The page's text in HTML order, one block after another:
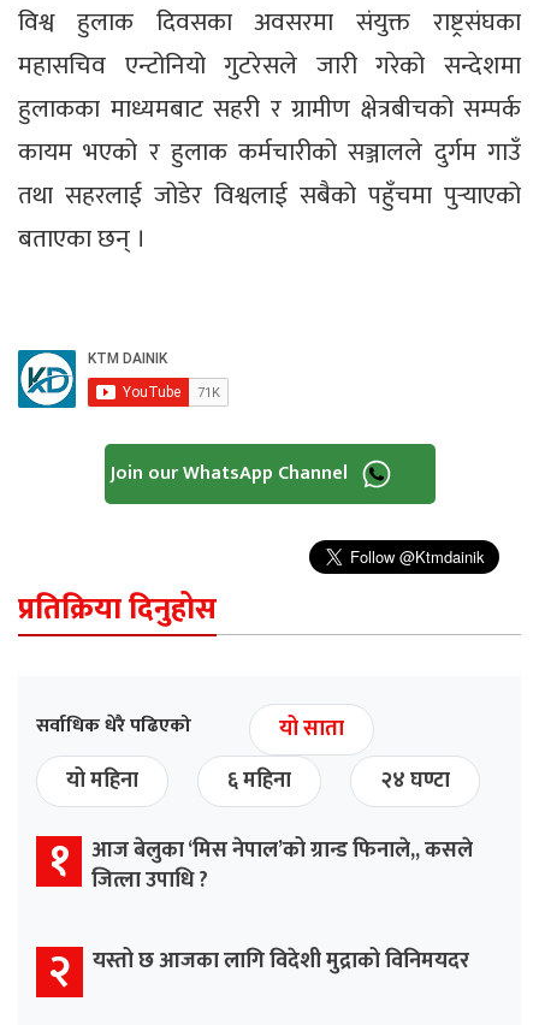
विश्व हुलाक दिवसका अवसरमा संयुक्त राष्ट्रसंघका
महासचिव एन्टोनियो गुटरेसले जारी गरेको सन्देशमा
हुलाकका माध्यमबाट सहरी र ग्रामीण क्षेत्रबीचको सम्पर्क
कायम भएको र हुलाक कर्मचारीको सञ्जालले दुर्गम गाउँ
तथा सहरलाई जोडेर विश्वलाई सबैको पहुँचमा पुर्‍याएको
बताएका छन् ।
Join our WhatsApp Channel
प्रतिक्रिया दिनुहोस
सर्वाधिक धेरै पढिएको
यो साता
यो महिना
६ महिना २४ घण्टा
१ आज बेलुका ‘मिस नेपाल’को ग्रान्ड फिनाले,, कसले
जित्ला उपाधि ?
२ यस्तो छ आजका लागि विदेशी मुद्राको विनिमयदर